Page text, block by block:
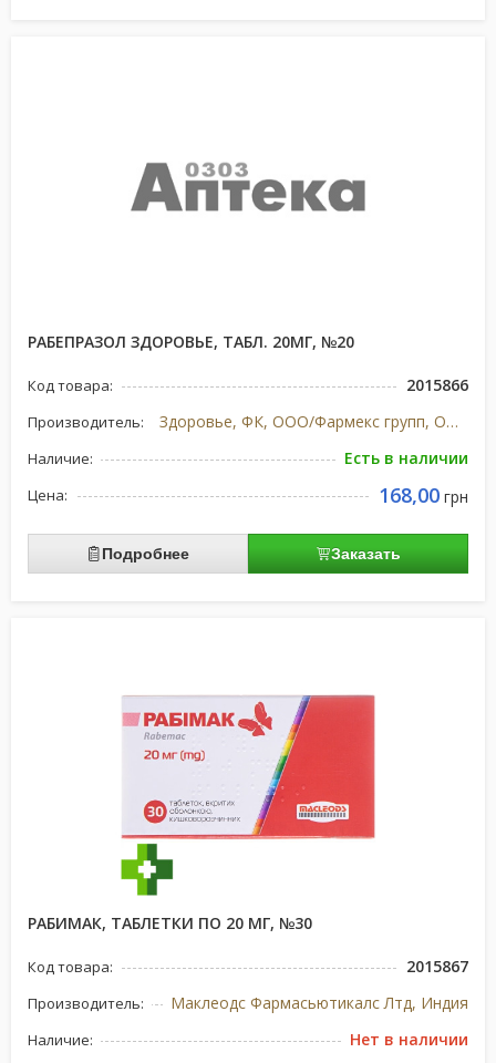
РАБЕПРАЗОЛ ЗДОРОВЬЕ, ТАБЛ. 20МГ, №20
Код товара: 2015866
Производитель: Здоровье, ФК, ООО/Фармекс групп, ООО, Украина
Наличие: Есть в наличии
Цена: 168,00 грн
Подробнее Заказать
РАБИМАК, ТАБЛЕТКИ ПО 20 МГ, №30
Код товара: 2015867
Производитель: Маклеодс Фармасьютикалс Лтд, Индия
Наличие: Нет в наличии